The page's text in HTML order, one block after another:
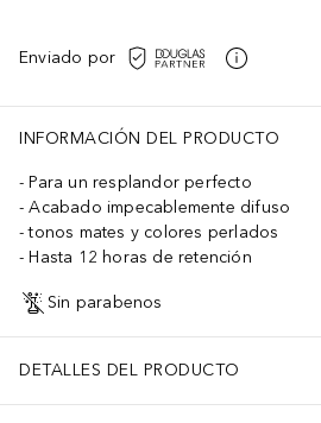
Enviado por
INFORMACIÓN DEL PRODUCTO
Para un resplandor perfecto
Acabado impecablemente difuso
tonos mates y colores perlados
Hasta 12 horas de retención
Sin parabenos
DETALLES DEL PRODUCTO